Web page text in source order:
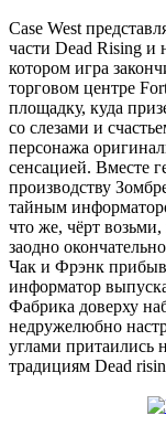
Case West
части Dead Rising и
котором игра
торговом центре
площадку, куда
со слезами и
персонажа
сенсацией. Вместе
производству
тайным
что же, чёрт
заодно
Чак и Фрэнк
информатор
Фабрика доверху
недружелюбно
углами притаились
традициям Dead